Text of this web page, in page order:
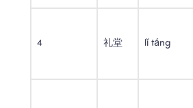
4 礼堂 lǐ táng